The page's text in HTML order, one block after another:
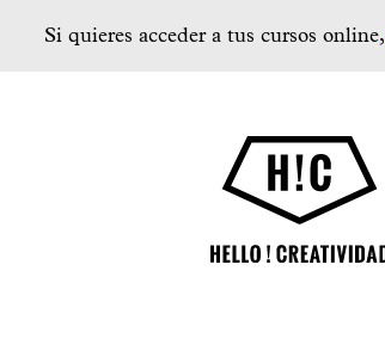
Si quieres acceder a tus cursos online,